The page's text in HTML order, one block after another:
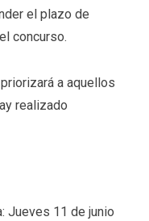
el plazo de
concurso.
a aquellos
realizado
Jueves 11 de junio